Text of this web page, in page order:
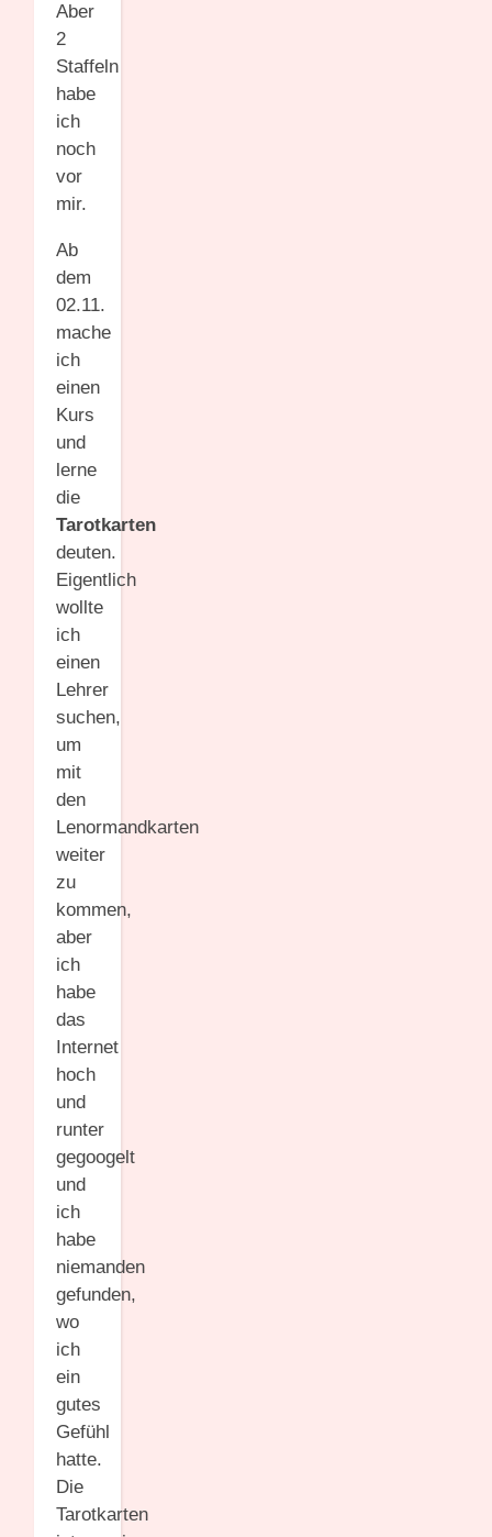
Aber
2
Staffeln
habe
ich
noch
vor
mir.
Ab
dem
02.11.
mache
ich
einen
Kurs
und
lerne
die
Tarotkarten
deuten.
Eigentlich
wollte
ich
einen
Lehrer
suchen,
um
mit
den
Lenormandkarten
weiter
zu
kommen,
aber
ich
habe
das
Internet
hoch
und
runter
gegoogelt
und
ich
habe
niemanden
gefunden,
wo
ich
ein
gutes
Gefühl
hatte.
Die
Tarotkarten